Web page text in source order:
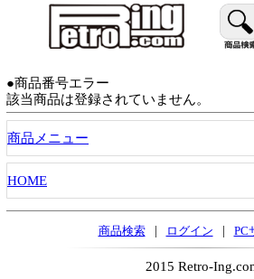
●商品番号エラー
該当商品は登録されていません。
商品メニュー
HOME
商品検索 | ログイン | PC
2015 Retro-